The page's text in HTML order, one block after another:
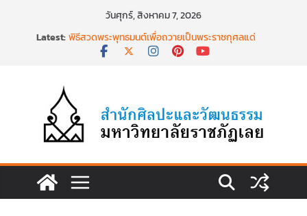
วันศุกร์, สิงหาคม 7, 2026
Latest: พิธีสวดพระพุทธมนต์เพื่อถวายเป็นพระราชกุศลแด่
สมเด็จพระเจ้าลูกเธอฯ วันที่ ๒๒ มิถุนายน ๒๕๖๙
นำงานวิจัยเรื่องการถ่ายทอดจิตรกรรมฝาผนังวัด
โพธิ์ชัยนาพึงผ่านงานศิลปะภาพพิมพ์ฯ ระหว่างวันที่ 22
– 26 มิถุนายน 2569
เชียงคานเปิดงานยิ่งใหญ่ ฉลองครบรอบ ๑๑๕ ปี
สืบสานวัฒนธรรมประเพณีผ่านศาสตร์พระราชา สู่การ
ท่องเที่ยวยั่งยืน วันที่ ๒๓ มิถุนายน ๒๕๖๙
พิธีบำเพ็ญกุศลสวดพระอภิธรรม เพื่ออุทิศถวายพระ
กุศลแด่ สมเด็จพระเจ้าลูกเธอ เจ้าฟ้าพัชรกิติยาภา นเร